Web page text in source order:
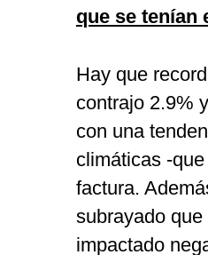
que se tenían
Hay que
contrajo 2.9%
con una
climáticas -
factura.
subrayado
impactado